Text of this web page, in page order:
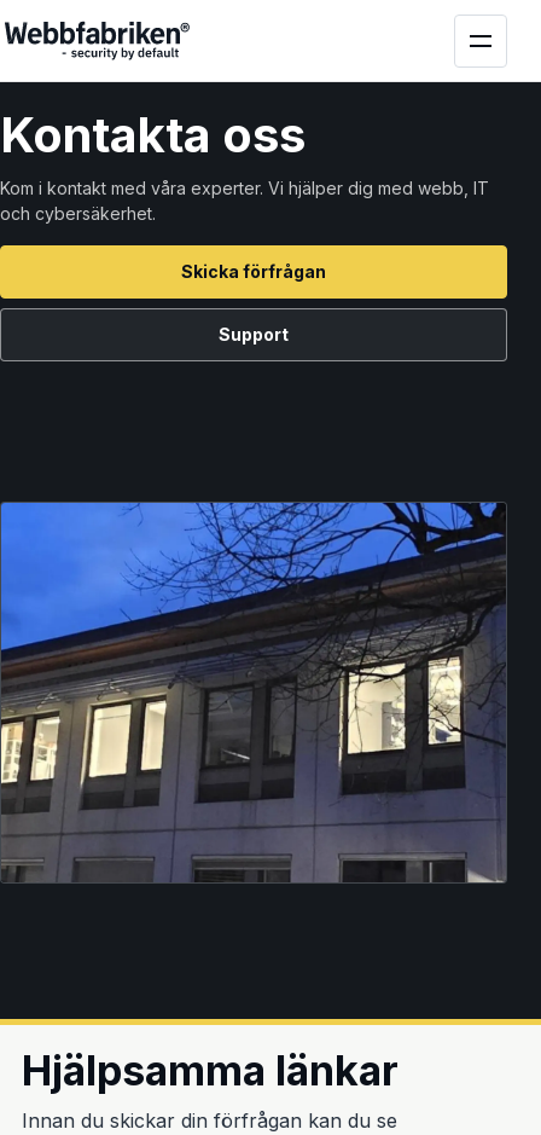
Kontakta oss
Kom i kontakt med våra experter. Vi hjälper dig med webb, IT
och cybersäkerhet.
Skicka förfrågan
Support
Hjälpsamma länkar
Innan du skickar din förfrågan kan du se